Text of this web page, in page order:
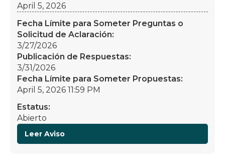
April 5, 2026
Fecha Límite para Someter Preguntas o
Solicitud de Aclaración:
3/27/2026
Publicación de Respuestas:
3/31/2026
Fecha Límite para Someter Propuestas:
April 5, 2026 11:59 PM
Estatus:
Abierto
Leer Aviso